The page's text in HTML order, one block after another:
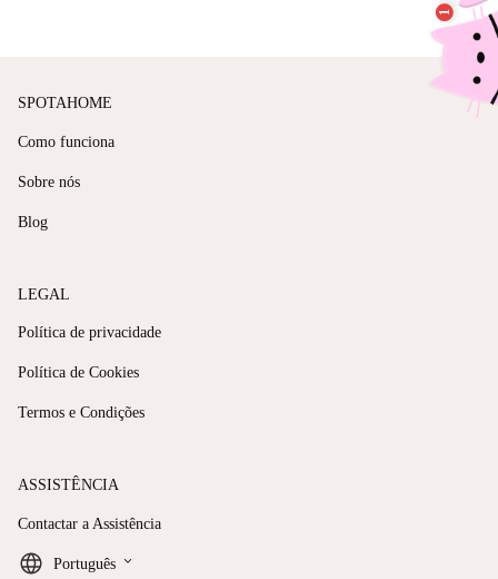
SPOTAHOME
Como funciona
Sobre nós
Blog
LEGAL
Política de privacidade
Política de Cookies
Termos e Condições
ASSISTÊNCIA
Contactar a Assistência
Português keyboard_arrow_down